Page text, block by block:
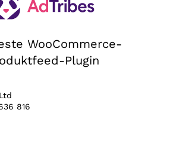
WooCommerce-
Plugin
816